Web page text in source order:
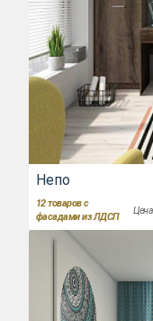
Непо
12товаров с
фасадами из ЛДСП